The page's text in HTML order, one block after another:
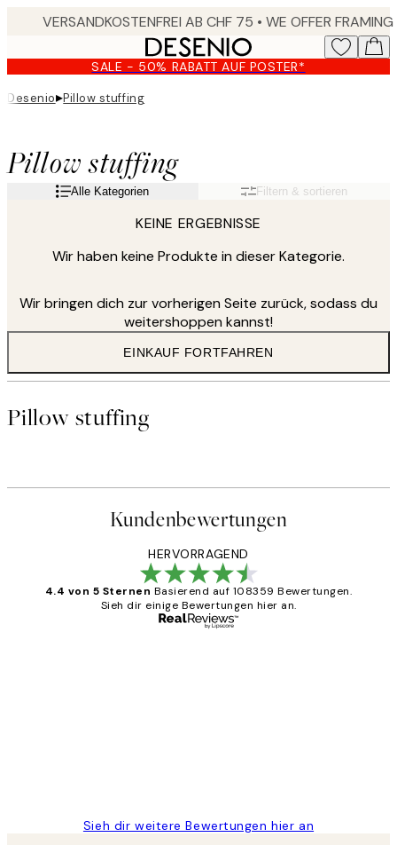
content.
SALE - 50% RABATT AUF POSTER*
Desenio▸Pillow stuffing
Pillow stuffing
Alle Kategorien Filtern & sortieren
KEINE ERGEBNISSE
Wir haben keine Produkte in dieser Kategorie.
Wir bringen dich zur vorherigen Seite zurück, sodass du
weitershoppen kannst!
EINKAUF FORTFAHREN
Pillow stuffing
Kundenbewertungen
HERVORRAGEND
4.4 von 5 Sternen Basierend auf 108359 Bewertungen.
Sieh dir einige Bewertungen hier an.
Sieh dir weitere Bewertungen hier an